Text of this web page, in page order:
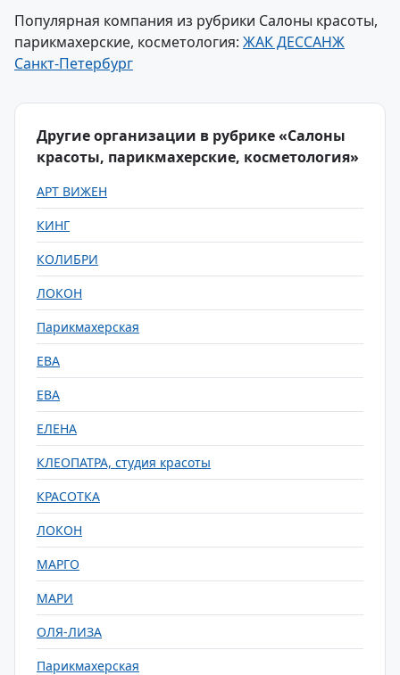
Популярная компания из рубрики Салоны красоты,
парикмахерские, косметология: ЖАК ДЕССАНЖ
Санкт-Петербург
Другие организации в рубрике «Салоны
красоты, парикмахерские, косметология»
АРТ ВИЖЕН
КИНГ
КОЛИБРИ
ЛОКОН
Парикмахерская
ЕВА
ЕВА
ЕЛЕНА
КЛЕОПАТРА, студия красоты
КРАСОТКА
ЛОКОН
МАРГО
МАРИ
ОЛЯ-ЛИЗА
Парикмахерская